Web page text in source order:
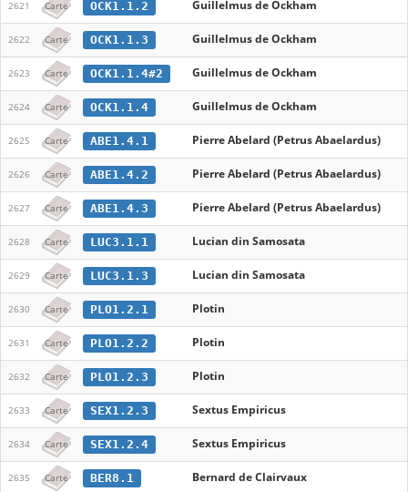
2621 Carte OCK1.1.2 Guillelmus de Ockham
2622 Carte OCK1.1.3 Guillelmus de Ockham
2623 Carte OCK1.1.4#2 Guillelmus de Ockham
2624 Carte OCK1.1.4 Guillelmus de Ockham
2625 Carte ABE1.4.1 Pierre Abelard (Petrus Abaelardus)
2626 Carte ABE1.4.2 Pierre Abelard (Petrus Abaelardus)
2627 Carte ABE1.4.3 Pierre Abelard (Petrus Abaelardus)
2628 Carte LUC3.1.1 Lucian din Samosata
2629 Carte LUC3.1.3 Lucian din Samosata
2630 Carte PLO1.2.1 Plotin
2631 Carte PLO1.2.2 Plotin
2632 Carte PLO1.2.3 Plotin
2633 Carte SEX1.2.3 Sextus Empiricus
2634 Carte SEX1.2.4 Sextus Empiricus
2635 Carte BER8.1 Bernard de Clairvaux